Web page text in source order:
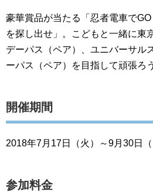
豪華賞品が当たる「忍者電車で
を探し出せ」。こどもと一緒に東
デーパス（ペア）、ユニバーサル
ーパス（ペア）を目指して頑張ろ
開催期間
2018年7月17日（火）～9月30日（
参加料金